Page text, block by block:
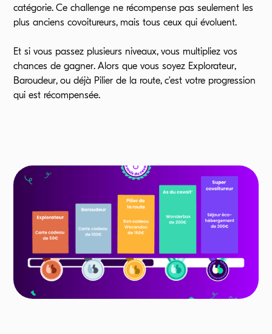
catégorie. Ce challenge ne récompense pas seulement les
plus anciens covoitureurs, mais tous ceux qui évoluent.
Et si vous passez plusieurs niveaux, vous multipliez vos
chances de gagner. Alors que vous soyez Explorateur,
Baroudeur, ou déjà Pilier de la route, c’est votre progression
qui est récompensée.